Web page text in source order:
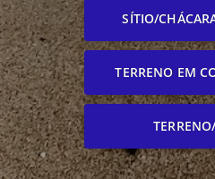
SÍTIO/
TERRENO EM